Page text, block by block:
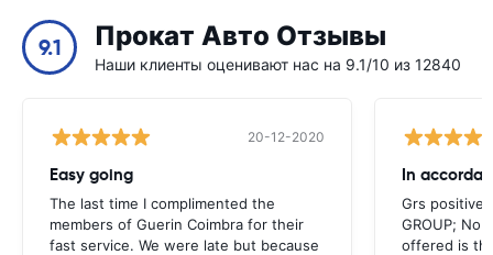
9.1 Прокат Авто Отзывы
Наши клиенты оценивают нас на 9.1/10 из 12840
20-12-2020
Easy going
The last time I complimented the
members of Guerin Coimbra for their
fast service. We were late but because
Grs positive
GROUP; No
offered is